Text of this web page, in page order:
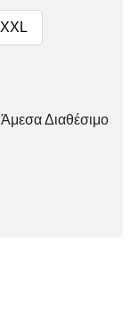
XXL
Άμεσα Διαθέσιμο